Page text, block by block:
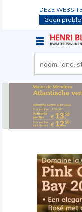
DEZE
Geen